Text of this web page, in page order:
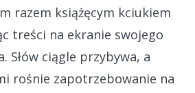
razem książęcym kciukiem
treści na ekranie swojego
Słów ciągle przybywa, a
rośnie zapotrzebowanie na